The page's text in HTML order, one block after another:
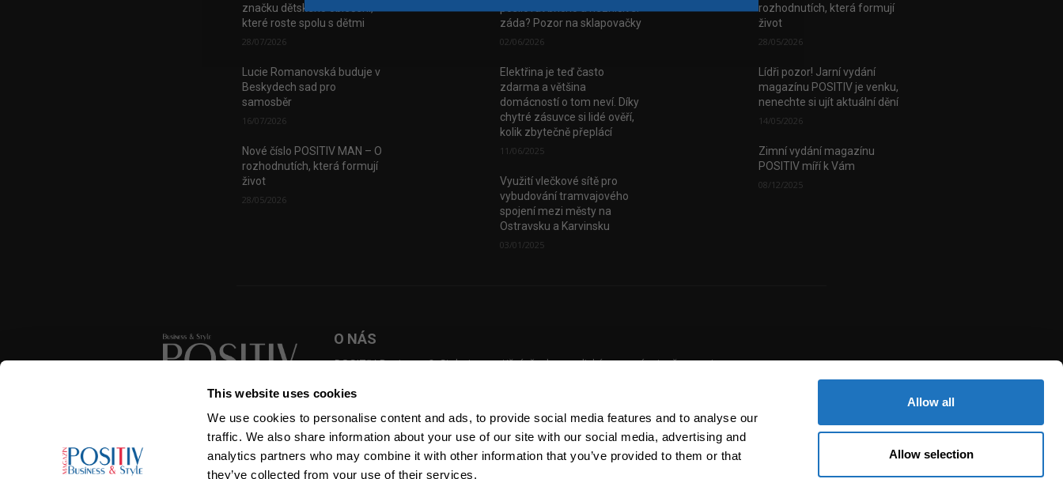
This website uses cookies
We use cookies to personalise content and ads, to provide social media features and to analyse our
traffic. We also share information about your use of our site with our social media, advertising and
analytics partners who may combine it with other information that you’ve provided to them or that
they’ve collected from your use of their services.
Allow all
Allow selection
značku dětského oblečení,
které roste spolu s dětmi
28/07/2026
Lucie Romanovská buduje v
Beskydech sad pro
samosběr
16/07/2026
Nové číslo POSITIV MAN – O
rozhodnutích, která formují
život
28/05/2026
záda? Pozor na sklapovačky
02/06/2026
Elektřina je teď často
zdarma a většina
domácností o tom neví. Díky
chytré zásuvce si lidé ověří,
kolik zbytečně přeplácí
11/06/2025
Využití vlečkové sítě pro
vybudování tramvajového
spojení mezi městy na
Ostravsku a Karvinsku
03/01/2025
rozhodnutích, která formují
život
28/05/2026
Lídři pozor! Jarní vydání
magazínu POSITIV je venku,
nenechte si ujít aktuální dění
14/05/2026
Zimní vydání magazínu
POSITIV míří k Vám
08/12/2025
SLEDUJTE NÁS
O NÁS
POSITIV Business & Style je prestižní, česko-anglický magazín, jenž mapuje
překážky a vybudovali úspěšné firmy. Pustil se úspěšně do online prostředí,
rozesílky newsletterů, pořádání eventů a natáčení Voices of Industry.